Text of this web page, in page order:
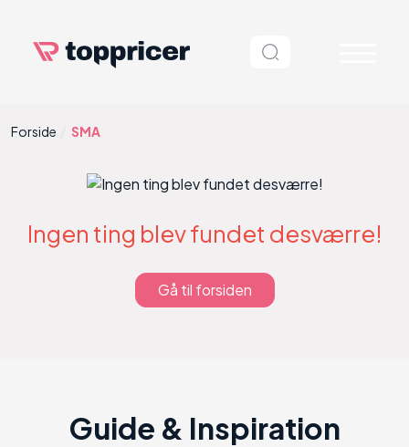
Forside SMA
Ingen ting blev fundet desværre!
Gå til forsiden
Guide & Inspiration